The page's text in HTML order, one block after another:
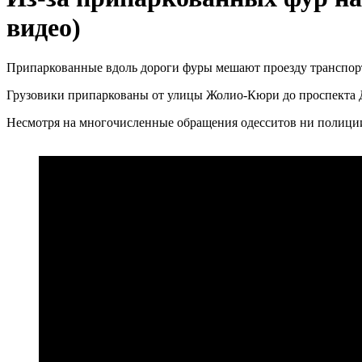
видео)
Припаркованные вдоль дороги фуры мешают проезду
Грузовики припаркованы от улицы Жолио-Кюри до проспекта
Несмотря на многочисленные обращения одесситов ни